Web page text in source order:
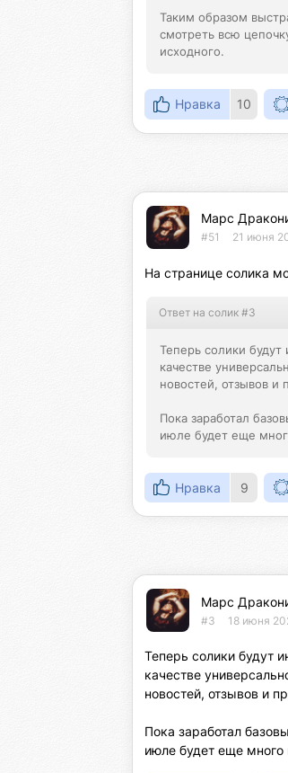
Таким образом
смотреть всю
исходного.
Нравка 10
Марс
#51 21 июня
На странице солика
Ответ на солик #3
Теперь солики будут
качестве
новостей, отзывов и
Пока заработал
июле будет еще
Нравка 9
Марс
#3 18 июня
Теперь солики будут
качестве
новостей, отзывов и
Пока заработал
июле будет еще много